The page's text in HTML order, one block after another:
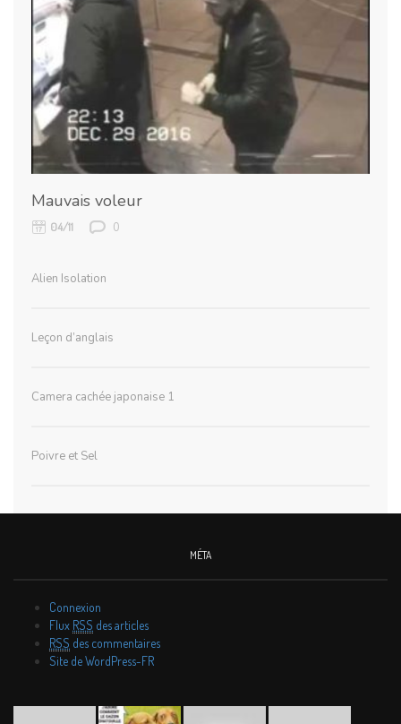
Mauvais voleur
04/11 0
Alien Isolation
Leçon d’anglais
Camera cachée japonaise 1
Poivre et Sel
MÉTA
Connexion
Flux RSS des articles
RSS des commentaires
Site de WordPress-FR